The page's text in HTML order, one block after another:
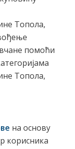
Топола,
помоћи
Топола,
на основу
корисника